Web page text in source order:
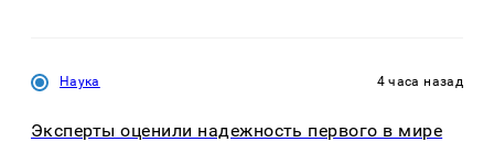
Наука 4 часа назад
Эксперты оценили надежность первого в мире